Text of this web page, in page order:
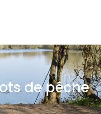
de pêche